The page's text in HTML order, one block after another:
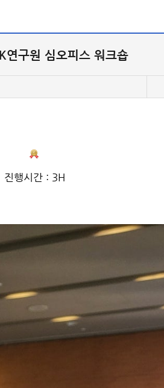
연구원 심오피스 워크숍
진행시간 : 3H